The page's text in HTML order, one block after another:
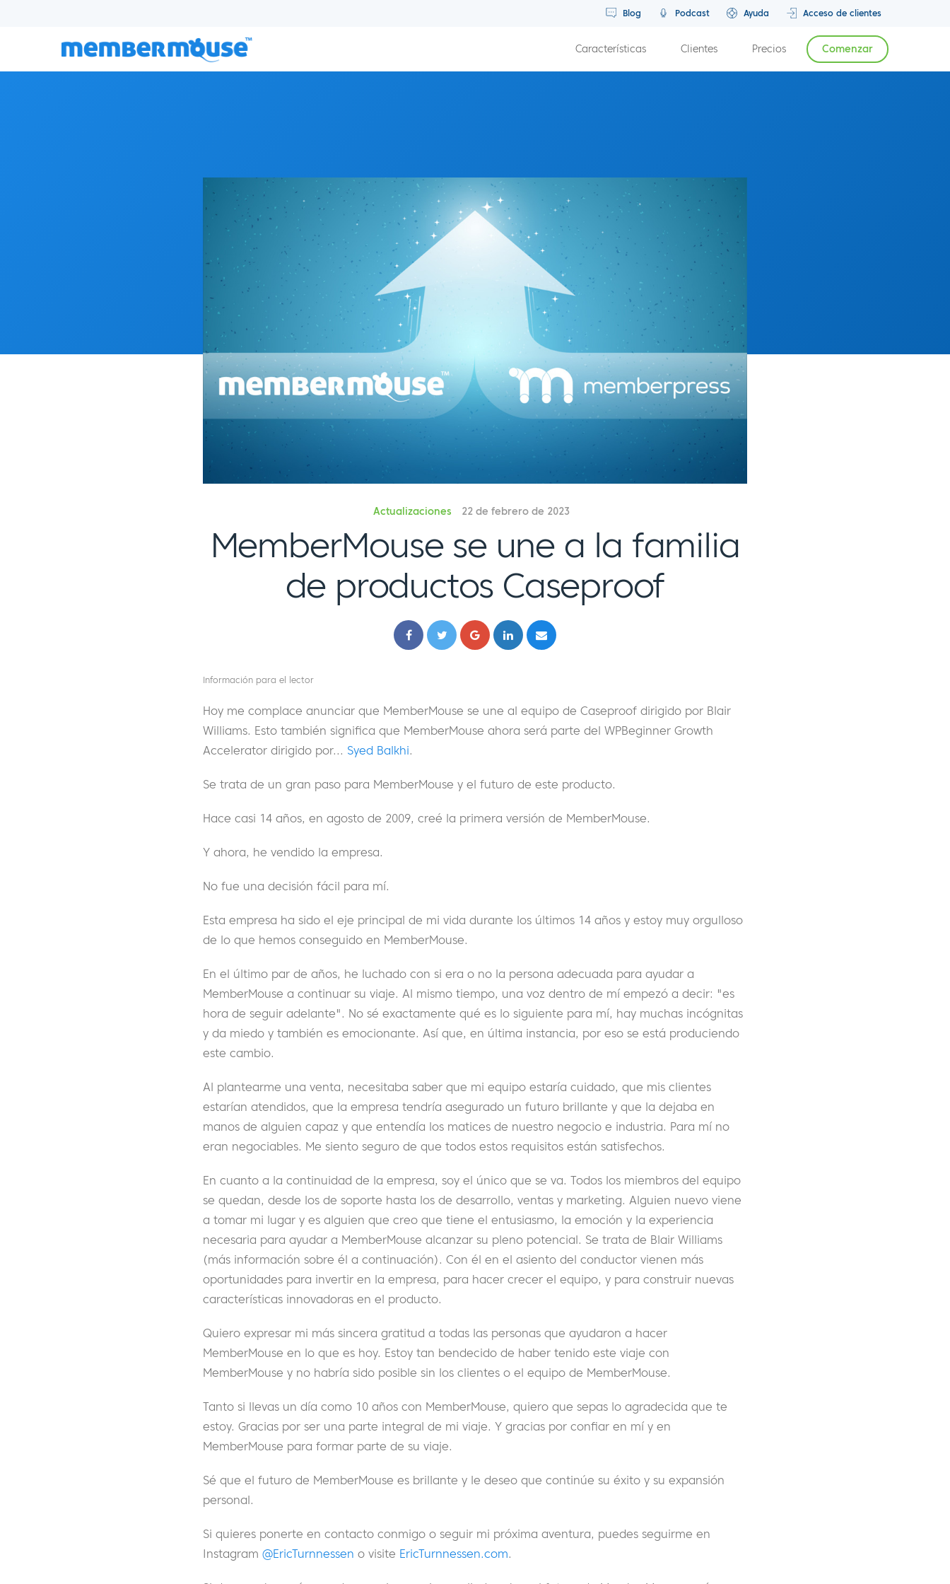
Blog Podcast Ayuda Acceso de clientes
Características Clientes Precios Comenzar
Actualizaciones 22 de febrero de 2023
MemberMouse se une a la familia
de productos Caseproof
Información para el lector
Hoy me complace anunciar que MemberMouse se une al equipo de Caseproof dirigido por Blair
Williams. Esto también significa que MemberMouse ahora será parte del WPBeginner Growth
Accelerator dirigido por... Syed Balkhi.
Se trata de un gran paso para MemberMouse y el futuro de este producto.
Hace casi 14 años, en agosto de 2009, creé la primera versión de MemberMouse.
Y ahora, he vendido la empresa.
No fue una decisión fácil para mí.
Esta empresa ha sido el eje principal de mi vida durante los últimos 14 años y estoy muy orgulloso
de lo que hemos conseguido en MemberMouse.
En el último par de años, he luchado con si era o no la persona adecuada para ayudar a
MemberMouse a continuar su viaje. Al mismo tiempo, una voz dentro de mí empezó a decir: "es
hora de seguir adelante". No sé exactamente qué es lo siguiente para mí, hay muchas incógnitas
y da miedo y también es emocionante. Así que, en última instancia, por eso se está produciendo
este cambio.
Al plantearme una venta, necesitaba saber que mi equipo estaría cuidado, que mis clientes
estarían atendidos, que la empresa tendría asegurado un futuro brillante y que la dejaba en
manos de alguien capaz y que entendía los matices de nuestro negocio e industria. Para mí no
eran negociables. Me siento seguro de que todos estos requisitos están satisfechos.
En cuanto a la continuidad de la empresa, soy el único que se va. Todos los miembros del equipo
se quedan, desde los de soporte hasta los de desarrollo, ventas y marketing. Alguien nuevo viene
a tomar mi lugar y es alguien que creo que tiene el entusiasmo, la emoción y la experiencia
necesaria para ayudar a MemberMouse alcanzar su pleno potencial. Se trata de Blair Williams
(más información sobre él a continuación). Con él en el asiento del conductor vienen más
oportunidades para invertir en la empresa, para hacer crecer el equipo, y para construir nuevas
características innovadoras en el producto.
Quiero expresar mi más sincera gratitud a todas las personas que ayudaron a hacer
MemberMouse en lo que es hoy. Estoy tan bendecido de haber tenido este viaje con
MemberMouse y no habría sido posible sin los clientes o el equipo de MemberMouse.
Tanto si llevas un día como 10 años con MemberMouse, quiero que sepas lo agradecida que te
estoy. Gracias por ser una parte integral de mi viaje. Y gracias por confiar en mí y en
MemberMouse para formar parte de su viaje.
Sé que el futuro de MemberMouse es brillante y le deseo que continúe su éxito y su expansión
personal.
Si quieres ponerte en contacto conmigo o seguir mi próxima aventura, puedes seguirme en
Instagram @EricTurnnessen o visite EricTurnnessen.com.